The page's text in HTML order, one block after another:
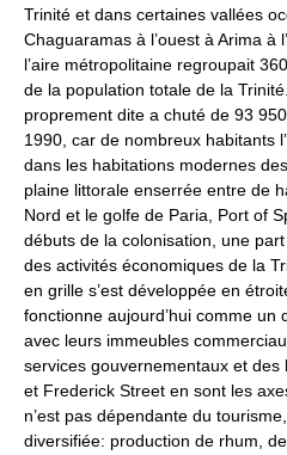
Trinité et dans certaines vallées
Chaguaramas à l’ouest à Arima à
l’aire métropolitaine regroupait
de la population totale de la
proprement dite a chuté de 93
1990, car de nombreux habitants
dans les habitations modernes
plaine littorale enserrée entre de
Nord et le golfe de Paria, Port of
débuts de la colonisation, une
des activités économiques de la
en grille s’est développée en
fonctionne aujourd’hui comme un
avec leurs immeubles
services gouvernementaux et
et Frederick Street en sont les
n’est pas dépendante du
diversifiée: production de rhum,